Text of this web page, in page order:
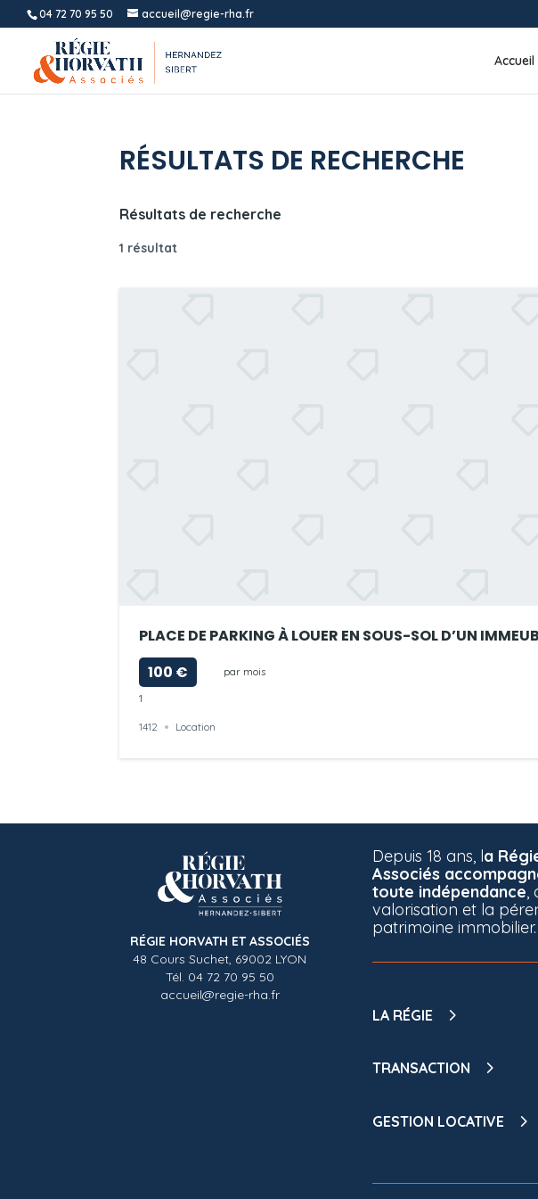
04 72 70 95 50 accueil@regie-rha.fr
Accueil
RÉSULTATS DE RECHERCHE
Résultats de recherche
1 résultat
PLACE DE PARKING À LOUER EN SOUS-SOL D’UN
100 €
par mois
1
1412 Location
RÉGIE HORVATH ET ASSOCIÉS
48 Cours Suchet, 69002 LYON
Tél. 04 72 70 95 50
accueil@regie-rha.fr
Depuis 18 ans, la
Associés
toute indépendance,
valorisation et la
patrimoine immobilier.
LA RÉGIE
TRANSACTION
GESTION LOCATIVE